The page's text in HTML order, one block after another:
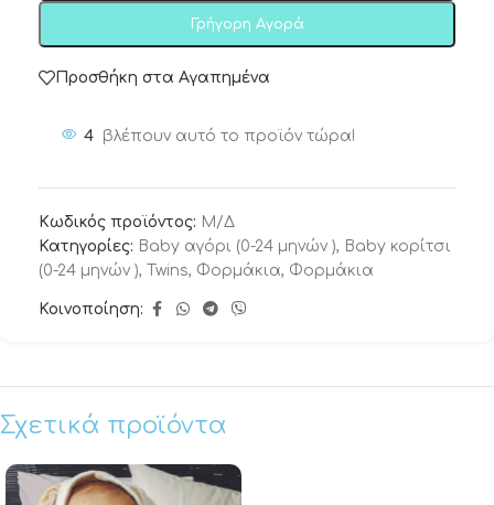
Γρήγορη Αγορά
Προσθήκη στα Αγαπημένα
4 βλέπουν αυτό το προϊόν τώρα!
Κωδικός προϊόντος: Μ/Δ
Κατηγορίες: Baby αγόρι (0-24 μηνών ), Baby κορίτσι
(0-24 μηνών ), Twins, Φορμάκια, Φορμάκια
Κοινοποίηση:
Σχετικά προϊόντα